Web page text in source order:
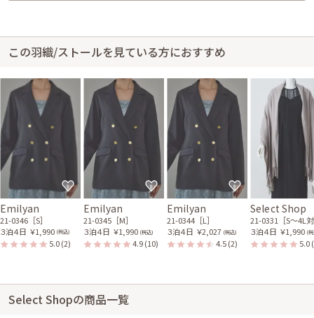
この羽織/ストールを見ている方におすすめ
Emilyan
21-0346［S］
３泊４日 ￥1,990 (税込)
5.0(2)
Emilyan
21-0345［M］
３泊４日 ￥1,990 (税込)
4.9(10)
Emilyan
21-0344［L］
３泊４日 ￥2,027 (税込)
4.5(2)
Select Shop
21-0331［S〜4L
３泊４日 ￥1,990 (
5.0
Select Shopの商品一覧